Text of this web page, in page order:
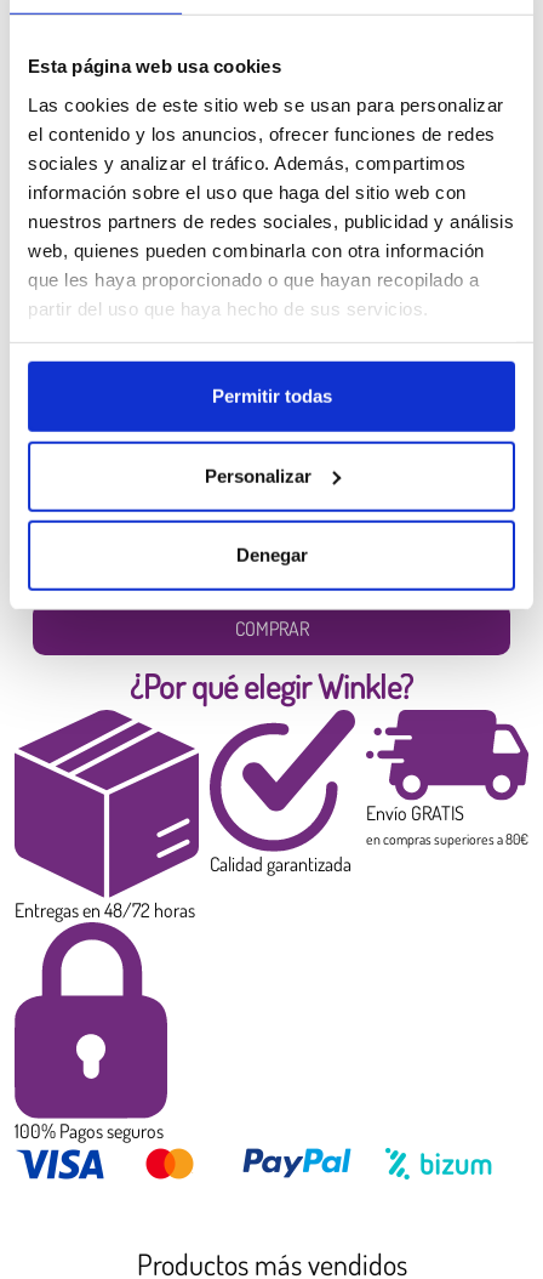
Esta página web usa cookies
Las cookies de este sitio web se usan para personalizar
el contenido y los anuncios, ofrecer funciones de redes
sociales y analizar el tráfico. Además, compartimos
información sobre el uso que haga del sitio web con
nuestros partners de redes sociales, publicidad y análisis
web, quienes pueden combinarla con otra información
que les haya proporcionado o que hayan recopilado a
partir del uso que haya hecho de sus servicios.
Permitir todas
Personalizar
Denegar
punto.
Trabaja en un área ventilada. Usa guantes y evita temperaturas
extremas.
Incluye difusor para máxima precisión y control del spray. Una
vez seco, obtendrás una superficie adherente, uniforme y
resistente, lista para aplicar cualquier técnica de pintura.
▶︎ Pide nuestro spray y transformarás la apariencia de tus impresiones en
minutos.
⚡Consejos Winkle:
Evita aplicar el spray en ambientes muy secos, calurosos o fríos, ya que las
condiciones extremas pueden afectar el acabado final. Se recomienda
aplicación uniforme y evitar la formación de superficies rugosas.
recibe ayuda experta para
Ficha técnica Recursos 3D
Otros clientes también compraron
Filamento PLA HD Winkle
6,99 €
Peso:0.300 kg
COMPRAR
¿Por qué elegir Winkle?
Entregas en 48/72 horas
Calidad garantizada
Envío GRATIS
en compras superiores a 80€
100% Pagos seguros
Productos más vendidos